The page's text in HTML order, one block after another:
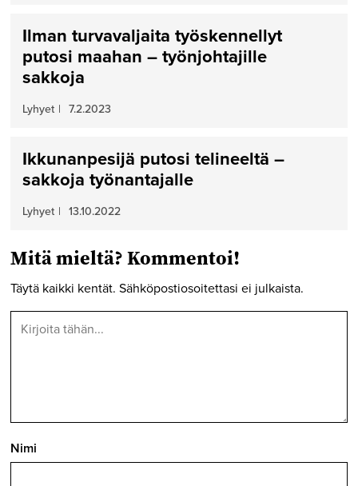
Ilman turvavaljaita työskennellyt
putosi maahan – työnjohtajille
sakkoja
Lyhyet | 7.2.2023
Ikkunanpesijä putosi telineeltä –
sakkoja työnantajalle
Lyhyet | 13.10.2022
Mitä mieltä? Kommentoi!
Täytä kaikki kentät. Sähköpostiosoitettasi ei julkaista.
Nimi